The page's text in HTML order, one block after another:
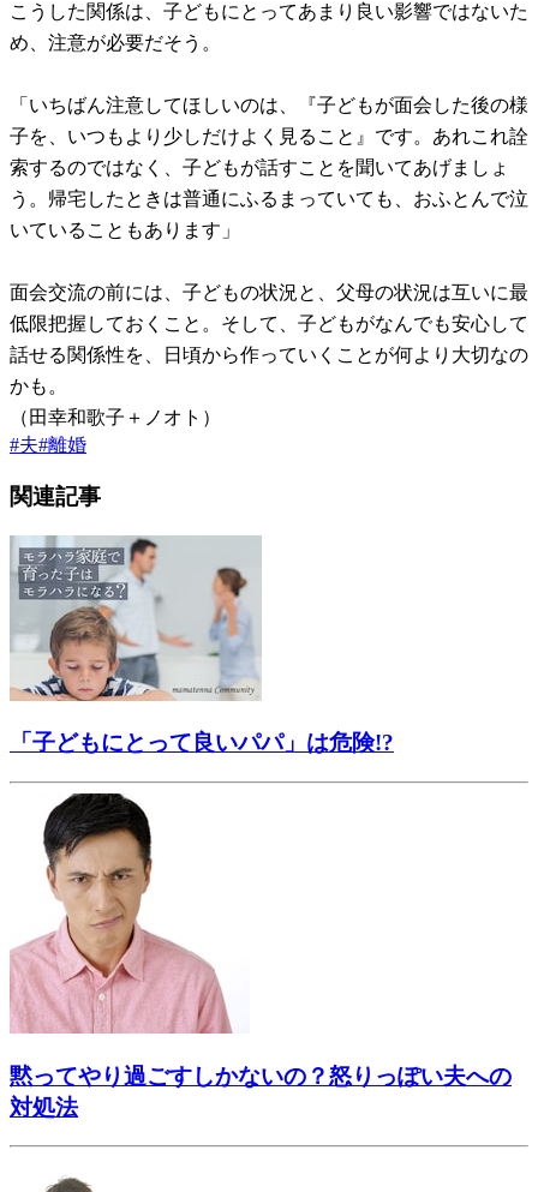
こうした関係は、子どもにとってあまり良い影響ではないた
め、注意が必要だそう。
「いちばん注意してほしいのは、『子どもが面会した後の様
子を、いつもより少しだけよく見ること』です。あれこれ詮
索するのではなく、子どもが話すことを聞いてあげましょ
う。帰宅したときは普通にふるまっていても、おふとんで泣
いていることもあります」
面会交流の前には、子どもの状況と、父母の状況は互いに最
低限把握しておくこと。そして、子どもがなんでも安心して
話せる関係性を、日頃から作っていくことが何より大切なの
かも。
（田幸和歌子＋ノオト）
#夫#離婚
関連記事
「子どもにとって良いパパ」は危険!?
黙ってやり過ごすしかないの？怒りっぽい夫への
対処法